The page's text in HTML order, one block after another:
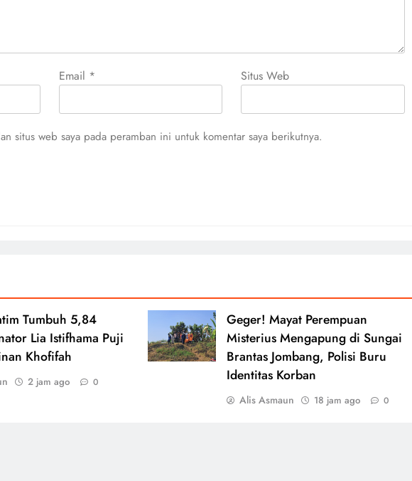
Email * Situs Web
situs web saya pada peramban ini untuk komentar saya berikutnya.
Tumbuh 5,84
Lia Istifhama Puji
Khofifah
2 jam ago 0
Geger! Mayat Perempuan
Misterius Mengapung di Sungai
Brantas Jombang, Polisi Buru
Identitas Korban
Alis Asmaun 18 jam ago 0